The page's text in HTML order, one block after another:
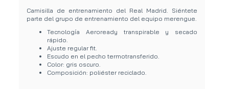
Camisilla de entrenamiento del Real Madrid. Siéntete
parte del grupo de entrenamiento del equipo merengue.
Tecnología Aeroready transpirable y secado
rápido.
Ajuste regular fit.
Escudo en el pecho termotransferido.
Color: gris oscuro.
Composición: poliéster reciclado.